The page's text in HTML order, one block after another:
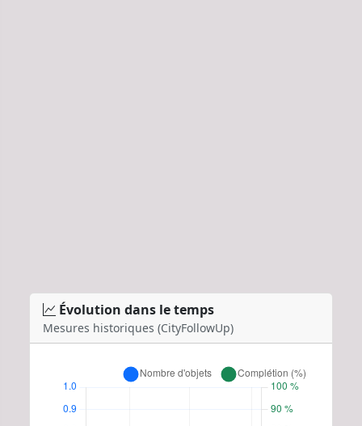
Évolution dans le temps
Mesures historiques (CityFollowUp)